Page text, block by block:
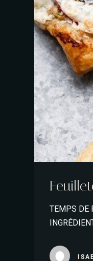
TEMPS DE